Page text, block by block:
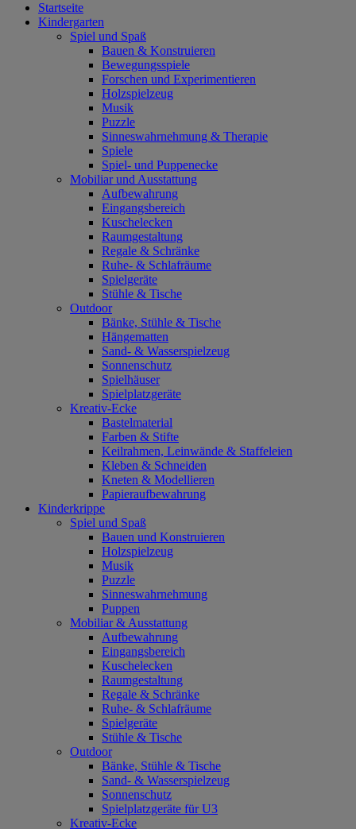
Startseite
Kindergarten
Spiel und Spaß
Bauen & Konstruieren
Bewegungsspiele
Forschen und Experimentieren
Holzspielzeug
Musik
Puzzle
Sinneswahrnehmung & Therapie
Spiele
Spiel- und Puppenecke
Mobiliar und Ausstattung
Aufbewahrung
Eingangsbereich
Kuschelecken
Raumgestaltung
Regale & Schränke
Ruhe- & Schlafräume
Spielgeräte
Stühle & Tische
Outdoor
Bänke, Stühle & Tische
Hängematten
Sand- & Wasserspielzeug
Sonnenschutz
Spielhäuser
Spielplatzgeräte
Kreativ-Ecke
Bastelmaterial
Farben & Stifte
Keilrahmen, Leinwände & Staffeleien
Kleben & Schneiden
Kneten & Modellieren
Papieraufbewahrung
Kinderkrippe
Spiel und Spaß
Bauen und Konstruieren
Holzspielzeug
Musik
Puzzle
Sinneswahrnehmung
Puppen
Mobiliar & Ausstattung
Aufbewahrung
Eingangsbereich
Kuschelecken
Raumgestaltung
Regale & Schränke
Ruhe- & Schlafräume
Spielgeräte
Stühle & Tische
Outdoor
Bänke, Stühle & Tische
Sand- & Wasserspielzeug
Sonnenschutz
Spielplatzgeräte für U3
Kreativ-Ecke